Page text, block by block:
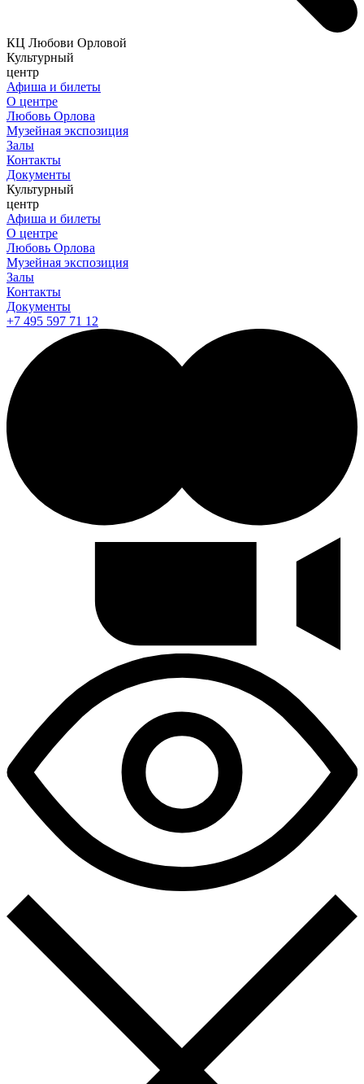
КЦ Любови Орловой
Культурный
центр
Афиша и билеты
О центре
Любовь Орлова
Музейная экспозиция
Залы
Контакты
Документы
Культурный
центр
Афиша и билеты
О центре
Любовь Орлова
Музейная экспозиция
Залы
Контакты
Документы
+7 495 597 71 12